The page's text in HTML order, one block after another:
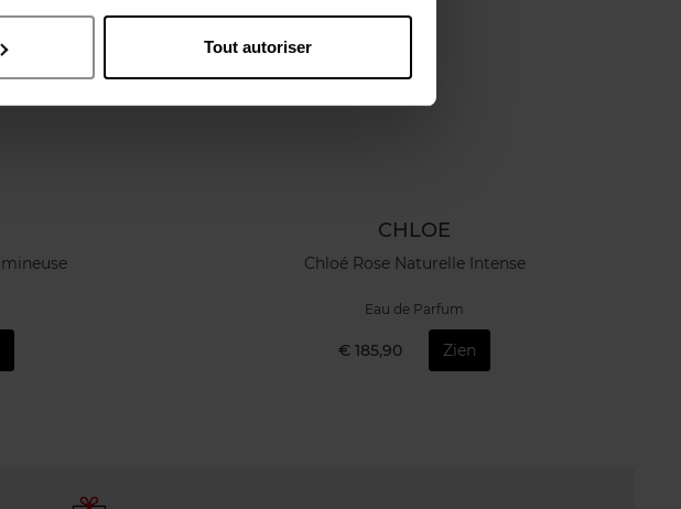
Tout autoriser
CHLOE
Chloé Rose Naturelle Intense
Eau de Parfum
€ 185,90 Zien